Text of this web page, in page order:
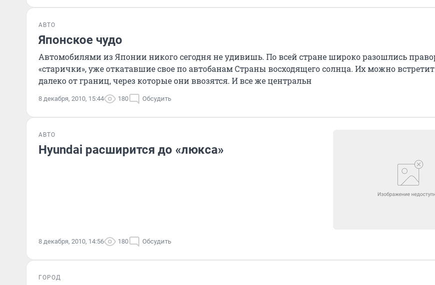
АВТО
Японское чудо
Автомобилями из Японии никого сегодня не удивишь. По всей стране широко разошлись
«старички», уже откатавшие свое по автобанам Страны восходящего солнца. Их можно
далеко от границ, через которые они ввозятся. И все же центральн
8 декабря, 2010, 15:44 180 Обсудить
АВТО
Hyundai расширится до «люкса»
8 декабря, 2010, 14:56 180 Обсудить
ГОРОД